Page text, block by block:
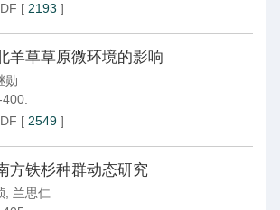
[ 2193 ]
羊草草原微环境的影响
勋
[ 2549 ]
方铁杉种群动态研究
兰思仁